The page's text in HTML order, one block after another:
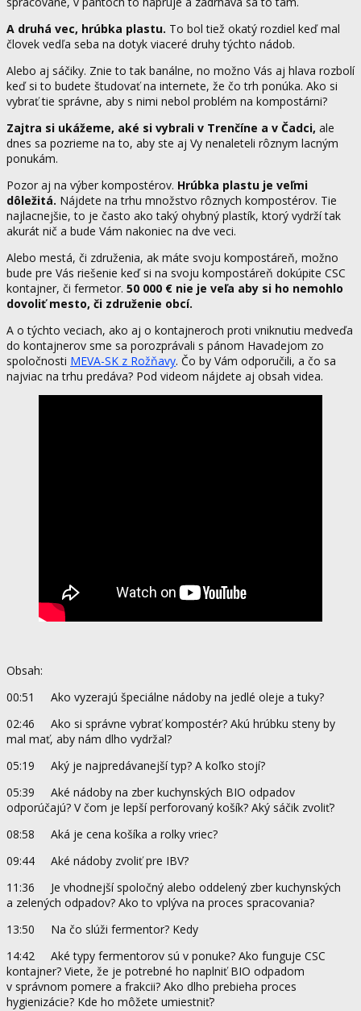
A druhá vec, hrúbka plastu. To bol tiež okatý rozdiel keď mal
človek vedľa seba na dotyk viaceré druhy týchto nádob.
Alebo aj sáčiky. Znie to tak banálne, no možno Vás aj hlava rozbolí
keď si to budete študovať na internete, že čo trh ponúka. Ako si
vybrať tie správne, aby s nimi nebol problém na kompostárni?
Zajtra si ukážeme, aké si vybrali v Trenčíne a v Čadci, ale
dnes sa pozrieme na to, aby ste aj Vy nenaleteli rôznym lacným
ponukám.
Pozor aj na výber kompostérov. Hrúbka plastu je veľmi
dôležitá. Nájdete na trhu množstvo rôznych kompostérov. Tie
najlacnejšie, to je často ako taký ohybný plastík, ktorý vydrží tak
akurát nič a bude Vám nakoniec na dve veci.
Alebo mestá, či združenia, ak máte svoju kompostáreň, možno
bude pre Vás riešenie keď si na svoju kompostáreň dokúpite CSC
kontajner, či fermetor. 50 000 € nie je veľa aby si ho nemohlo
dovoliť mesto, či združenie obcí.
A o týchto veciach, ako aj o kontajneroch proti vniknutiu medveďa
do kontajnerov sme sa porozprávali s pánom Havadejom zo
spoločnosti MEVA-SK z Rožňavy. Čo by Vám odporučili, a čo sa
najviac na trhu predáva? Pod videom nájdete aj obsah videa.
Obsah:
00:51 Ako vyzerajú špeciálne nádoby na jedlé oleje a tuky?
02:46 Ako si správne vybrať kompostér? Akú hrúbku steny by
mal mať, aby nám dlho vydržal?
05:19 Aký je najpredávanejší typ? A koľko stojí?
05:39 Aké nádoby na zber kuchynských BIO odpadov
odporúčajú? V čom je lepší perforovaný košík? Aký sáčik zvoliť?
08:58 Aká je cena košíka a rolky vriec?
09:44 Aké nádoby zvoliť pre IBV?
11:36 Je vhodnejší spoločný alebo oddelený zber kuchynských
a zelených odpadov? Ako to vplýva na proces spracovania?
13:50 Na čo slúži fermentor? Kedy
14:42 Aké typy fermentorov sú v ponuke? Ako funguje CSC
kontajner? Viete, že je potrebné ho naplniť BIO odpadom
v správnom pomere a frakcii? Ako dlho prebieha proces
hygienizácie? Kde ho môžete umiestniť?